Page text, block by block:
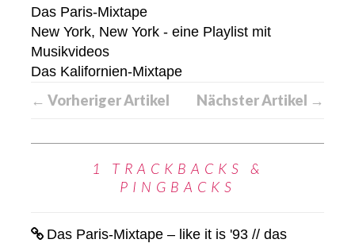
Das Paris-Mixtape
New York, New York - eine Playlist mit
Musikvideos
Das Kalifornien-Mixtape
← Vorheriger Artikel Nächster Artikel →
1 TRACKBACKS &
PINGBACKS
Das Paris-Mixtape – like it is '93 // das